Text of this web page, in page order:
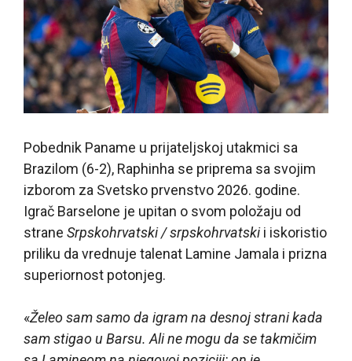
Pobednik Paname u prijateljskoj utakmici sa
Brazilom (6-2), Raphinha se priprema sa svojim
izborom za Svetsko prvenstvo 2026. godine.
Igrač Barselone je upitan o svom položaju od
strane Srpskohrvatski / srpskohrvatskii iskoristio
priliku da vrednuje talenat Lamine Jamala i prizna
superiornost potonjeg.
«Želeo sam samo da igram na desnoj strani kada
sam stigao u Barsu. Ali ne mogu da se takmičim